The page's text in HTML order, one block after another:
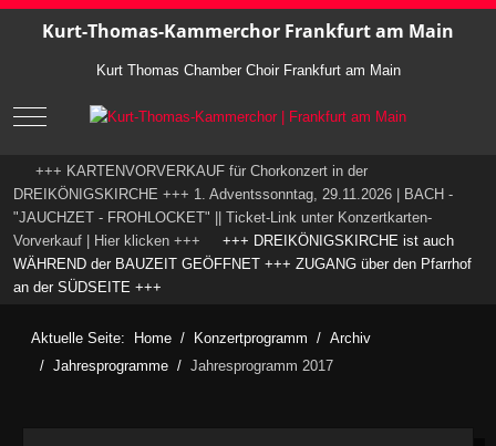
Kurt-Thomas-Kammerchor Frankfurt am Main
Kurt Thomas Chamber Choir Frankfurt am Main
Mobile Menu Toggle
+++ KARTENVORVERKAUF für Chorkonzert in der
DREIKÖNIGSKIRCHE +++ 1. Adventssonntag, 29.11.2026 | BACH -
"JAUCHZET - FROHLOCKET" || Ticket-Link unter Konzertkarten-
Vorverkauf | Hier klicken +++ +++ DREIKÖNIGSKIRCHE ist auch
WÄHREND der BAUZEIT GEÖFFNET +++ ZUGANG über den Pfarrhof
an der SÜDSEITE +++
Aktuelle Seite: Home Konzertprogramm
Archiv
Jahresprogramme
Jahresprogramm 2017